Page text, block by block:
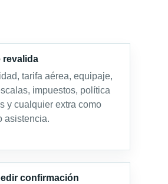
revalida
tarifa aérea, equipaje,
impuestos, política
y cualquier extra como
asistencia.
confirmación